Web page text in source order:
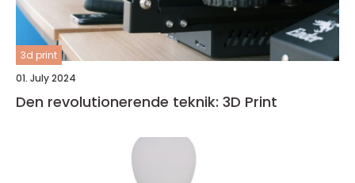
3d print
01. July 2024
Den revolutionerende teknik: 3D Print